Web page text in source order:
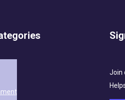
Join